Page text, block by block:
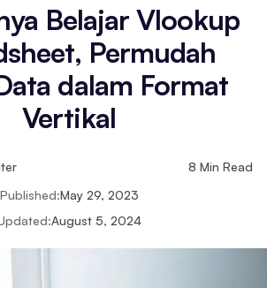
Belajar Vlookup
Permudah
dalam Format
Vertikal
8 Min Read
Published:May 29, 2023
August 5, 2024